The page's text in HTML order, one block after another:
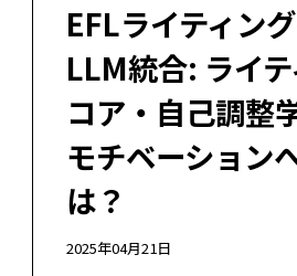
EFLライティン
LLM統合: ライ
コア・自己調整
モチベーション
は？
2025年04月21日